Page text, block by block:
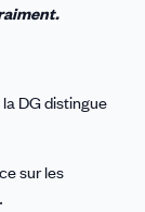
DG distingue
sur les